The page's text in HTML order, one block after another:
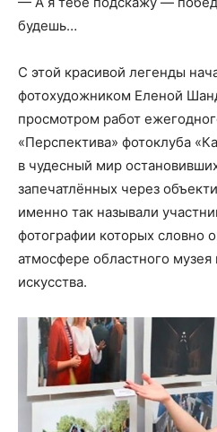
будешь…
С этой красивой легенды
фотохудожником Еленой
просмотром работ
«Перспектива» фотоклуба
в чудесный мир
запечатлённых через
именно так называли
фотографии которых словно
атмосфере областного музея
искусства.